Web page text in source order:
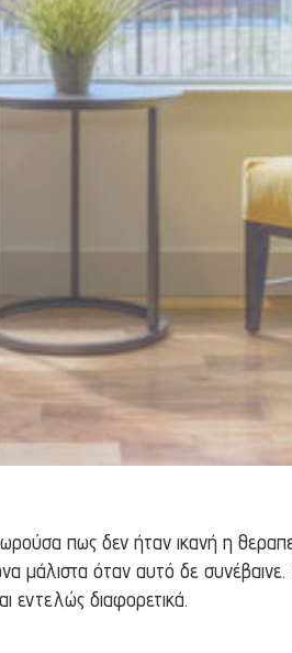
πως δεν ήταν ικανή η
όταν αυτό δε
εντελώς διαφορετικά.